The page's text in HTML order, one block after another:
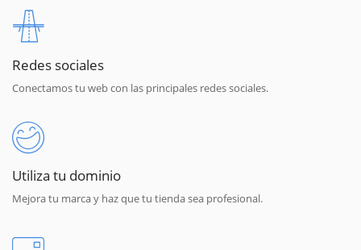
Redes sociales
Conectamos tu web con las principales redes sociales.
Utiliza tu dominio
Mejora tu marca y haz que tu tienda sea profesional.